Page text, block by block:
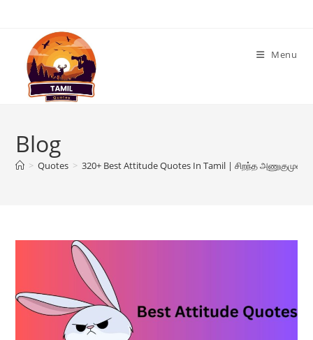
content
Menu
Blog
> Quotes > 320+ Best Attitude Quotes In Tamil | சிறந்த